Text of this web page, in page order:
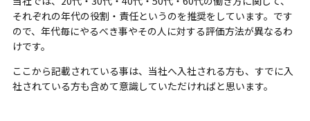
それぞれの年代の役割・責任というのを推奨をしています。です
ので、年代毎にやるべき事やその人に対する評価方法が異なるわ
けです。
ここから記載されている事は、当社へ入社される方も、すでに入
社されている方も含めて意識していただければと思います。